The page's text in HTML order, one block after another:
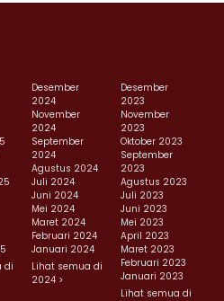
di
Desember
2024
November
2024
September
2024
Agustus 2024
Juli 2024
Juni 2024
Mei 2024
Maret 2024
Februari 2024
Januari 2024
Lihat semua di
2024 >
Desember
2023
November
2023
Oktober 2023
September
2023
Agustus 2023
Juli 2023
Juni 2023
Mei 2023
April 2023
Maret 2023
Februari 2023
Januari 2023
Lihat semua di